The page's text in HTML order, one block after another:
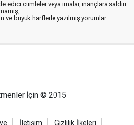
edici cümleler veya imalar, inançlara saldırı
ve büyük harflerle yazılmış yorumlar
İçin © 2015
İletişim Gizlilik İlkeleri